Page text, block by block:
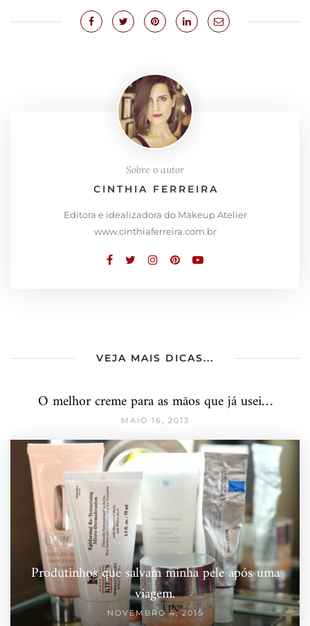
Sobre o autor
CINTHIA FERREIRA
Editora e idealizadora do Makeup Atelier
www.cinthiaferreira.com.br
VEJA MAIS DICAS...
O melhor creme para as mãos que já usei…
MAIO 16, 2013
Produtinhos que salvam minha pele após uma
viagem.
NOVEMBRO 4, 2015